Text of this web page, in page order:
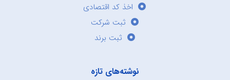
اخذ کد اقتصادی
ثبت شرکت
ثبت برند
نوشته‌های تازه